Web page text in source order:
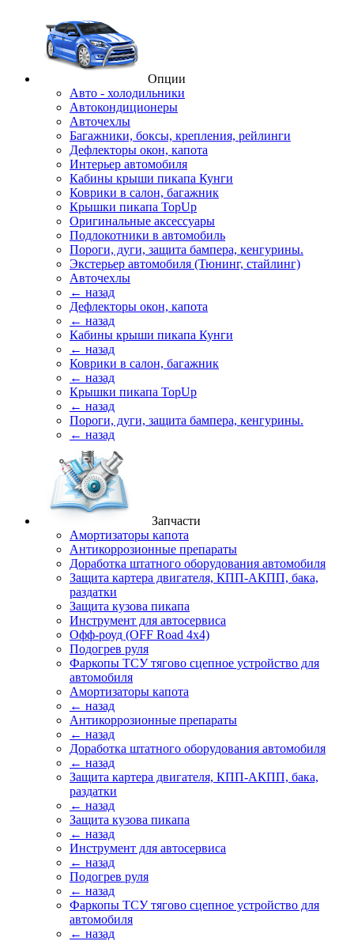
Опции
Авто - холодильники
Автокондиционеры
Авточехлы
Багажники, боксы, крепления, рейлинги
Дефлекторы окон, капота
Интерьер автомобиля
Кабины крыши пикапа Кунги
Коврики в салон, багажник
Крышки пикапа TopUp
Оригинальные аксессуары
Подлокотники в автомобиль
Пороги, дуги, защита бампера, кенгурины.
Экстерьер автомобиля (Тюнинг, стайлинг)
Авточехлы
← назад
Дефлекторы окон, капота
← назад
Кабины крыши пикапа Кунги
← назад
Коврики в салон, багажник
← назад
Крышки пикапа TopUp
← назад
Пороги, дуги, защита бампера, кенгурины.
← назад
Запчасти
Амортизаторы капота
Антикоррозионные препараты
Доработка штатного оборудования автомобиля
Защита картера двигателя, КПП-АКПП, бака,
раздатки
Защита кузова пикапа
Инструмент для автосервиса
Офф-роуд (OFF Road 4x4)
Подогрев руля
Фаркопы ТСУ тягово сцепное устройство для
автомобиля
Амортизаторы капота
← назад
Антикоррозионные препараты
← назад
Доработка штатного оборудования автомобиля
← назад
Защита картера двигателя, КПП-АКПП, бака,
раздатки
← назад
Защита кузова пикапа
← назад
Инструмент для автосервиса
← назад
Подогрев руля
← назад
Фаркопы ТСУ тягово сцепное устройство для
автомобиля
← назад